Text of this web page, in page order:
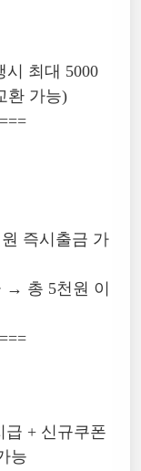
최대 5000
환 가능)
즉시출금 가
→ 총 5천원 이
급 + 신규쿠폰
능